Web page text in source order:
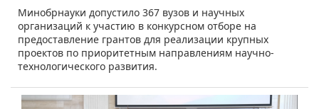
​Минобрнауки допустило 367 вузов и научных
организаций к участию в конкурсном отборе на
предоставление грантов для реализации крупных
проектов по приоритетным направлениям научно-
технологического развития.